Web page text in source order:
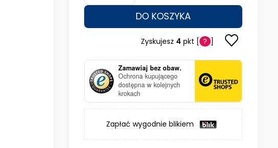
DO KOSZYKA
Zyskujesz 4 pkt [ ? ]
Zamawiaj bez obaw.
Ochrona kupującego
dostępna w kolejnych
krokach
Zapłać wygodnie blikiem